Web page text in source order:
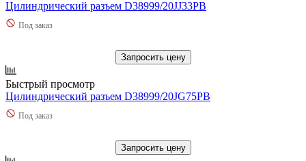
Цилиндрический разъем D38999/20JJ33PB
Под заказ
Запросить цену
Быстрый просмотр
Цилиндрический разъем D38999/20JG75PB
Под заказ
Запросить цену